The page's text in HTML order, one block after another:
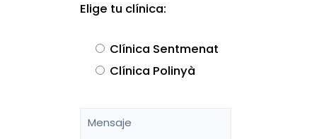
Elige tu clínica:
Clínica Sentmenat
Clínica Polinyà